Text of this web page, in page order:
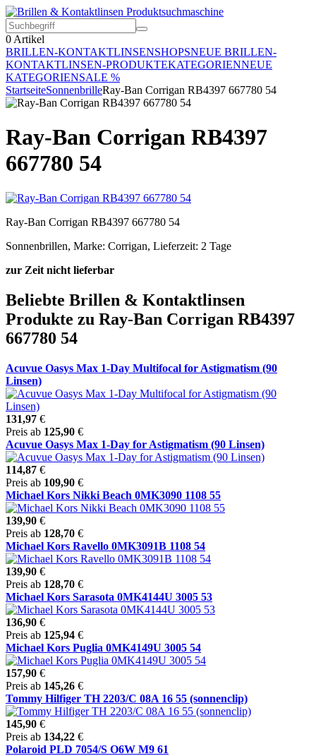
0 Artikel
BRILLEN-KONTAKTLINSENSHOPSNEUE BRILLEN-
KONTAKTLINSEN-PRODUKTEKATEGORIENNEUE
KATEGORIENSALE %
StartseiteSonnenbrilleRay-Ban Corrigan RB4397 667780 54
Ray-Ban Corrigan RB4397
667780 54
Ray-Ban Corrigan RB4397 667780 54
Sonnenbrillen, Marke: Corrigan, Lieferzeit: 2 Tage
zur Zeit nicht lieferbar
Beliebte Brillen & Kontaktlinsen
Produkte zu Ray-Ban Corrigan RB4397
667780 54
Acuvue Oasys Max 1-Day Multifocal for Astigmatism (90
Linsen)
131,97 €
Preis ab 125,90 €
Acuvue Oasys Max 1-Day for Astigmatism (90 Linsen)
114,87 €
Preis ab 109,90 €
Michael Kors Nikki Beach 0MK3090 1108 55
139,90 €
Preis ab 128,70 €
Michael Kors Ravello 0MK3091B 1108 54
139,90 €
Preis ab 128,70 €
Michael Kors Sarasota 0MK4144U 3005 53
136,90 €
Preis ab 125,94 €
Michael Kors Puglia 0MK4149U 3005 54
157,90 €
Preis ab 145,26 €
Tommy Hilfiger TH 2203/C 08A 16 55 (sonnenclip)
145,90 €
Preis ab 134,22 €
Polaroid PLD 7054/S O6W M9 61